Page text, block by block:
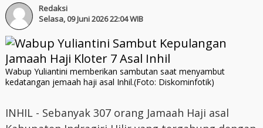
Redaksi
Selasa, 09 Juni 2026 22:04 WIB
Wabup Yuliantini memberikan sambutan saat menyambut
kedatangan jemaah haji asal Inhil.(Foto: Diskominfotik)
INHIL - Sebanyak 307 orang Jamaah Haji asal